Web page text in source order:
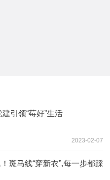
引领“莓好”生活
2023-02-07
斑马线“穿新衣”,每一步都踩